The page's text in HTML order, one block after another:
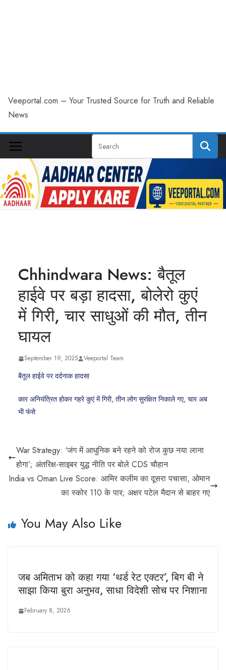
Veeportal.com – Your Trusted Source for Truth and Reliable
News
Chhindwara News: बैतूल
हाईवे पर बड़ा हादसा, बोलेरो कुएं
में गिरी, चार साधुओं की मौत, तीन
घायल
September 19, 2025 Veeportal Team
बैतूल हाईवे पर दर्दनाक हादसा
कार अनियंत्रित होकर गहरे कुएं में गिरी, तीन लोग सुरक्षित निकाले गए, चार अब
भी फंसे
War Strategy: ‘जंग में आधुनिक बने रहने को रोज कुछ नया लाना
होगा’; अंतरिक्ष-साइबर युद्ध नीति पर बोले CDS चौहान
India vs Oman Live Score: आमिर कलीम का दूसरा पचासा, ओमान
का स्कोर 110 के पार; अक्षर पटेल मैदान से बाहर गए
You May Also Like
जब अमिताभ को कहा गया ‘थर्ड रेट एक्टर’, बिग बी ने
साझा किया बुरा अनुभव, साधा विदेशी सोच पर निशाना
February 8, 2026